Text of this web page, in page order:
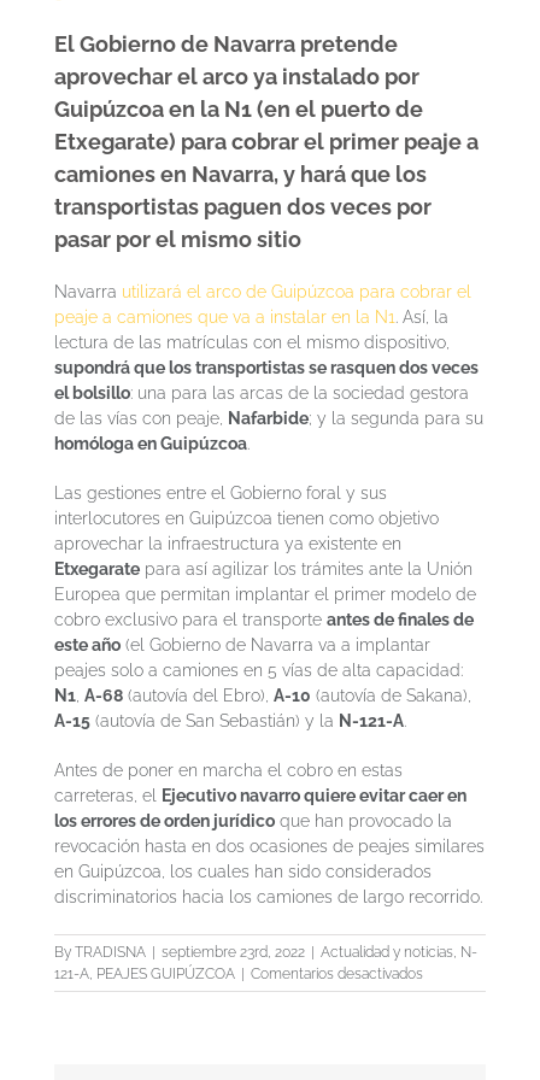
El Gobierno de Navarra pretende
aprovechar el arco ya instalado por
Guipúzcoa en la N1 (en el puerto de
Etxegarate) para cobrar el primer peaje a
camiones en Navarra, y hará que los
transportistas paguen dos veces por
pasar por el mismo sitio
Navarra utilizará el arco de Guipúzcoa para cobrar el
peaje a camiones que va a instalar en la N1 . Así, la
lectura de las matrículas con el mismo dispositivo,
supondrá que los transportistas se rasquen dos veces
el bolsillo: una para las arcas de la sociedad gestora
de las vías con peaje,
Nafarbide; y la segunda para su
homóloga en Guipúzcoa.
Las gestiones entre el Gobierno foral y sus
interlocutores en Guipúzcoa tienen como objetivo
aprovechar la infraestructura ya existente en
Etxegaratepara así agilizar los trámites ante la Unión
Europea que permitan implantar el primer modelo de
cobro exclusivo para el transporte antes de finales de
este año(el Gobierno de Navarra va a implantar
peajes solo a camiones en 5 vías de alta capacidad:
N1, A-68(autovía del Ebro), A-10 (autovía de Sakana),
A-15(autovía de San Sebastián) y la N-121-A.
Antes de poner en marcha el cobro en estas
carreteras, el
Ejecutivo navarro quiere evitar caer en
los errores de orden jurídicoque han provocado la
revocación hasta en dos ocasiones de peajes similares
en Guipúzcoa, los cuales han sido considerados
discriminatorios hacia los camiones de largo recorrido.
By TRADISNA | septiembre 23rd, 2022 | Actualidad y noticias, N-
121-A, PEAJES GUIPÚZCOA | Comentarios desactivadosen
Navarra